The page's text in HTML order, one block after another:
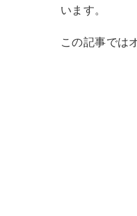
います。
この記事では